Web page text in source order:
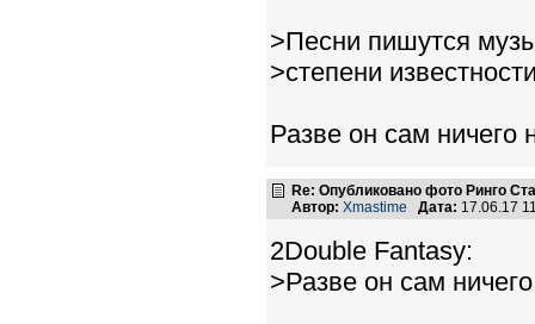
>Песни пишутся
>степени
Разве он сам ничего
Re: Опубликовано фото Ринго
Автор: Xmastime Дата: 17.06.17
2Double Fantasy:
>Разве он сам